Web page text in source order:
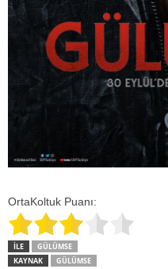
OrtaKoltuk Puanı:
İLE
GÜLÜMSE
KAYNAK
GÜLÜMSE